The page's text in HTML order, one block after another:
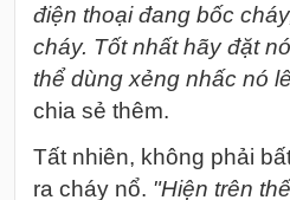
điện thoại đang bốc
cháy. Tốt nhất hãy đặt
thể dùng xẻng nhấc nó
chia sẻ thêm.
Tất nhiên, không phải
ra cháy nổ. "Hiện trên